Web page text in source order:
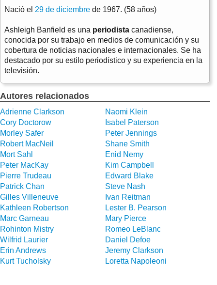
Nació el 29 de diciembre de 1967. (58 años)
Ashleigh Banfield es una periodista canadiense,
conocida por su trabajo en medios de comunicación y su
cobertura de noticias nacionales e internacionales. Se ha
destacado por su estilo periodístico y su experiencia en la
televisión.
Autores relacionados
Adrienne Clarkson
Naomi Klein
Cory Doctorow
Isabel Paterson
Morley Safer
Peter Jennings
Robert MacNeil
Shane Smith
Mort Sahl
Enid Nemy
Peter MacKay
Kim Campbell
Pierre Trudeau
Edward Blake
Patrick Chan
Steve Nash
Gilles Villeneuve
Ivan Reitman
Kathleen Robertson
Lester B. Pearson
Marc Garneau
Mary Pierce
Rohinton Mistry
Romeo LeBlanc
Wilfrid Laurier
Daniel Defoe
Erin Andrews
Jeremy Clarkson
Kurt Tucholsky
Loretta Napoleoni